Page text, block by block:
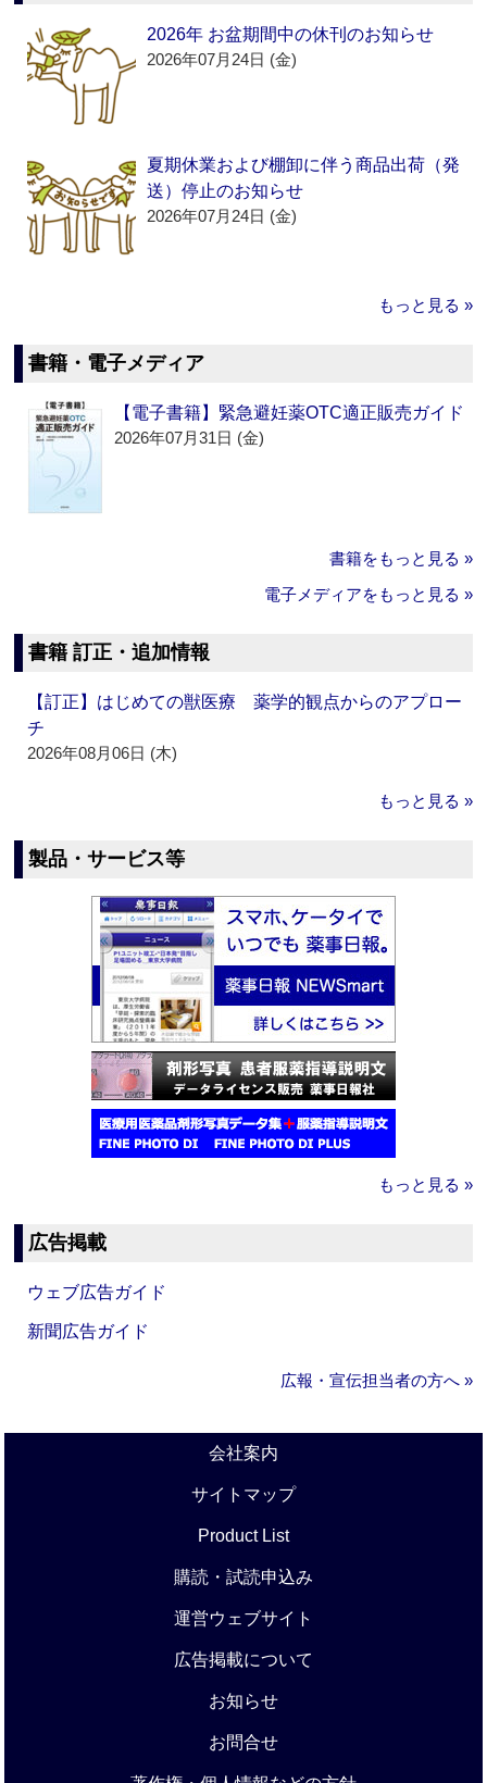
2026年 お盆期間中の休刊のお知らせ
2026年07月24日 (金)
夏期休業および棚卸に伴う商品出荷（発
送）停止のお知らせ
2026年07月24日 (金)
もっと見る »
書籍・電子メディア
【電子書籍】緊急避妊薬OTC適正販売ガイド
2026年07月31日 (金)
書籍をもっと見る »
電子メディアをもっと見る »
書籍 訂正・追加情報
【訂正】はじめての獣医療 薬学的観点からのアプロー
チ
2026年08月06日 (木)
もっと見る »
製品・サービス等
もっと見る »
広告掲載
ウェブ広告ガイド
新聞広告ガイド
広報・宣伝担当者の方へ »
会社案内
サイトマップ
Product List
購読・試読申込み
運営ウェブサイト
広告掲載について
お知らせ
お問合せ